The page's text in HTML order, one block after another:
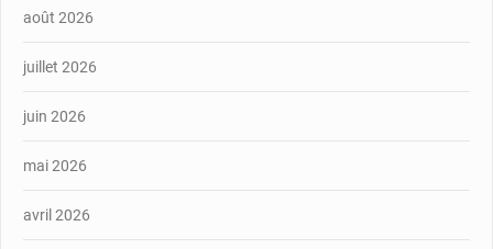
août 2026
juillet 2026
juin 2026
mai 2026
avril 2026